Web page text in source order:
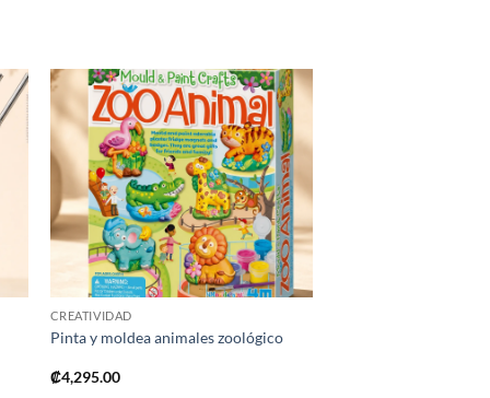
Añadir
a la
lista de
deseos
CREATIVIDAD
Pinta y moldea animales zoológico
₡4,295.00